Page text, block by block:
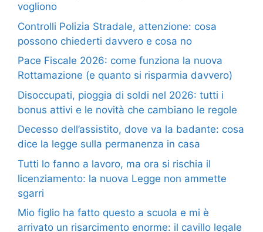
vogliono
Controlli Polizia Stradale, attenzione: cosa
possono chiederti davvero e cosa no
Pace Fiscale 2026: come funziona la nuova
Rottamazione (e quanto si risparmia davvero)
Disoccupati, pioggia di soldi nel 2026: tutti i
bonus attivi e le novità che cambiano le regole
Decesso dell’assistito, dove va la badante: cosa
dice la legge sulla permanenza in casa
Tutti lo fanno a lavoro, ma ora si rischia il
licenziamento: la nuova Legge non ammette
sgarri
Mio figlio ha fatto questo a scuola e mi è
arrivato un risarcimento enorme: il cavillo legale